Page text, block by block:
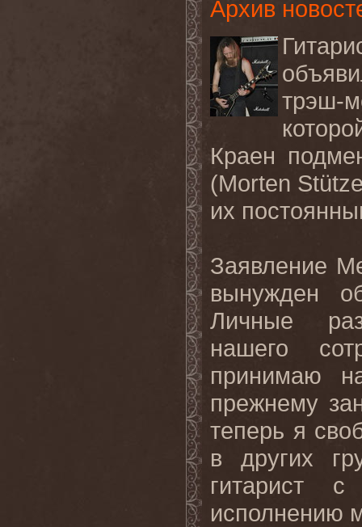
Архив
трэш-
Краен
(Morten Stü
их
Заявление
вынужден
Личные
нашего
принимаю
прежнему
теперь я
в других
гитарист
исполнению